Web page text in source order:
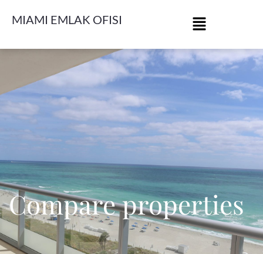
MIAMI EMLAK OFISI
Compare properties